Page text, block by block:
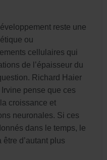
reste une
ou
cellulaires qui
de l’épaisseur du
Richard Haier
pense que ces
croissance et
neuronales. Si ces
dans le temps, le
être d’autant plus